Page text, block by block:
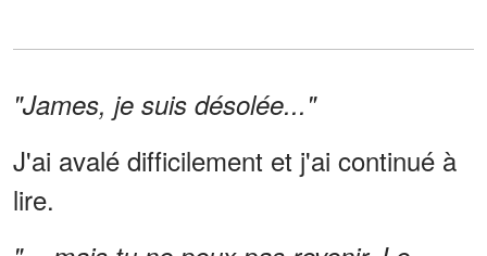
"James, je suis désolée..."
J'ai avalé difficilement et j'ai continué à
lire.